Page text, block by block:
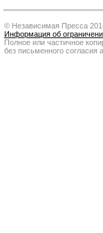
© Независимая Пресса
Информация об
Полное или частичное
без письменного согласия